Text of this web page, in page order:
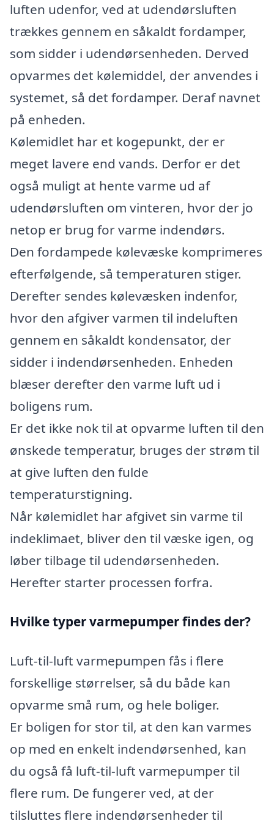
luften udenfor, ved at udendørsluften
trækkes gennem en såkaldt fordamper,
som sidder i udendørsenheden. Derved
opvarmes det kølemiddel, der anvendes i
systemet, så det fordamper. Deraf navnet
på enheden.
Kølemidlet har et kogepunkt, der er
meget lavere end vands. Derfor er det
også muligt at hente varme ud af
udendørsluften om vinteren, hvor der jo
netop er brug for varme indendørs.
Den fordampede kølevæske komprimeres
efterfølgende, så temperaturen stiger.
Derefter sendes kølevæsken indenfor,
hvor den afgiver varmen til indeluften
gennem en såkaldt kondensator, der
sidder i indendørsenheden. Enheden
blæser derefter den varme luft ud i
boligens rum.
Er det ikke nok til at opvarme luften til den
ønskede temperatur, bruges der strøm til
at give luften den fulde
temperaturstigning.
Når kølemidlet har afgivet sin varme til
indeklimaet, bliver den til væske igen, og
løber tilbage til udendørsenheden.
Herefter starter processen forfra.
Hvilke typer varmepumper findes der?
Luft-til-luft varmepumpen fås i flere
forskellige størrelser, så du både kan
opvarme små rum, og hele boliger.
Er boligen for stor til, at den kan varmes
op med en enkelt indendørsenhed, kan
du også få luft-til-luft varmepumper til
flere rum. De fungerer ved, at der
tilsluttes flere indendørsenheder til